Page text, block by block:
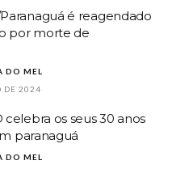
é reagendado
por morte de
DO MEL
DE 2024
celebra os seus 30 anos
paranaguá
DO MEL